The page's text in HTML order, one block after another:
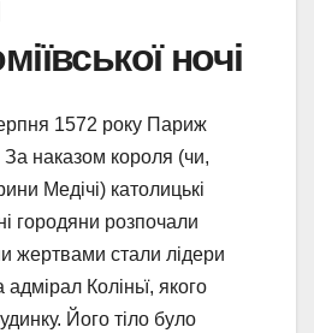
ночі
1572 року Париж
наказом короля (чи,
Медічі) католицькі
городяни розпочали
жертвами стали лідери
адмірал Коліньї, якого
Його тіло було